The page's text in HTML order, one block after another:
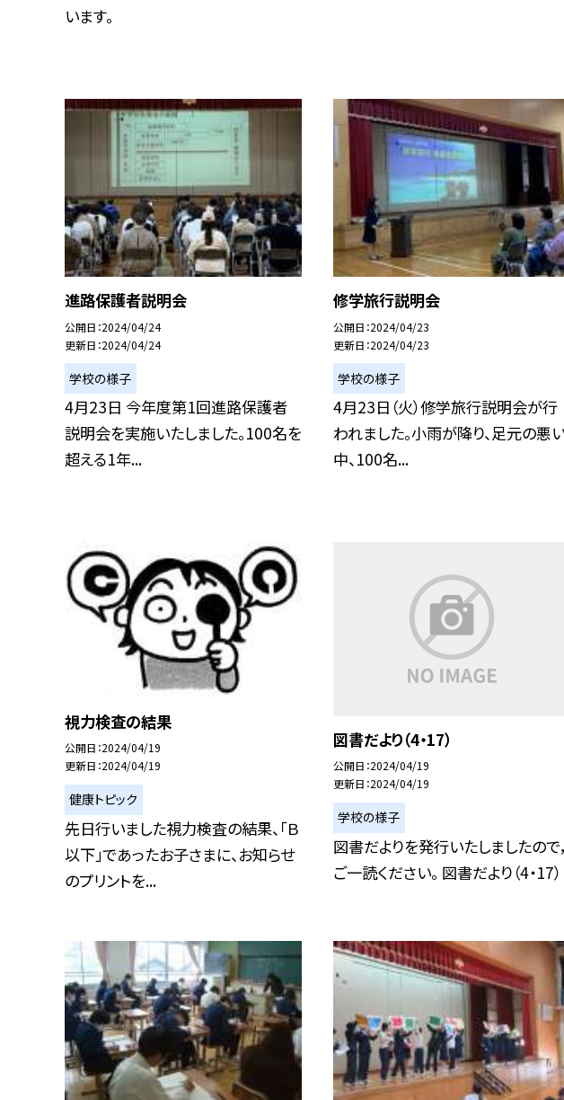
います。
進路保護者説明会
公開日 2024/04/24
更新日 2024/04/24
学校の様子
4月23日 今年度第1回進路保護者
説明会を実施いたしました。100名を
超える1年...
修学旅行説明会
公開日 2024/04/23
更新日 2024/04/23
学校の様子
4月23日（火）修学旅行説明会が行
われました。小雨が降り、足元の悪
中、100名...
視力検査の結果
公開日 2024/04/19
更新日 2024/04/19
健康トピック
先日行いました視力検査の結果、「Ｂ
以下」であったお子さまに、お知らせ
のプリントを...
図書だより（4・17）
公開日 2024/04/19
更新日 2024/04/19
学校の様子
図書だよりを発行いたしましたので，
ご一読ください。 図書だより（4・17）